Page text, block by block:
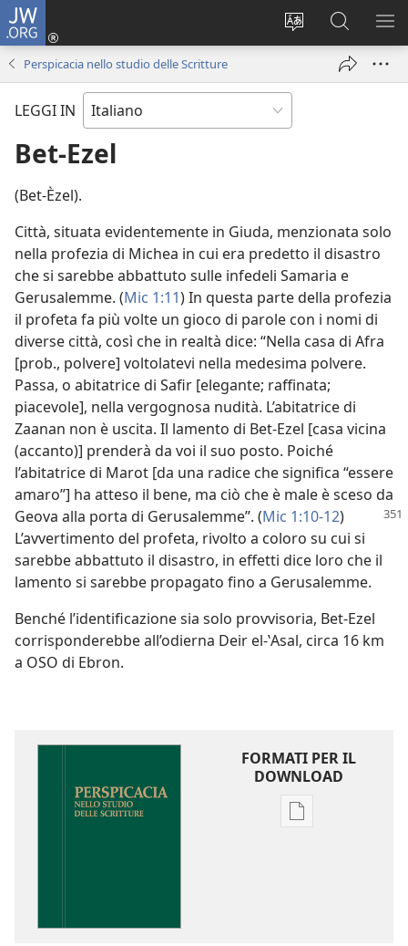
JW.ORG
Modificare
Accedi
(apre
finestra)
Cerca
in
JW.ORG
Perspicacia nello studio delle Scritture
LEGGI IN
Bet-Ezel
(Bet-Èzel).
Città, situata evidentemente in Giuda, menzionata solo
nella profezia di Michea in cui era predetto il disastro
che si sarebbe abbattuto sulle infedeli Samaria e
Gerusalemme. (Mic 1:11) In questa parte della profezia
il profeta fa più volte un gioco di parole con i nomi di
diverse città, così che in realtà dice: “Nella casa di Afra
[prob., polvere] voltolatevi nella medesima polvere.
Passa, o abitatrice di Safir [elegante; raffinata;
piacevole], nella vergognosa nudità. L’abitatrice di
Zaanan non è uscita. Il lamento di Bet-Ezel [casa vicina
(accanto)] prenderà da voi il suo posto. Poiché
l’abitatrice di Marot [da una radice che significa “essere
amaro”] ha atteso il bene, ma ciò che è male è sceso da
Geova alla porta di Gerusalemme”. (Mic 1:10-12)
L’avvertimento del profeta, rivolto a coloro su cui si
sarebbe abbattuto il disastro, in effetti dice loro che il
lamento si sarebbe propagato fino a Gerusalemme.
Benché l’identificazione sia solo provvisoria, Bet-Ezel
corrisponderebbe all’odierna Deir el-ʽAsal, circa 16 km
a OSO di Ebron.
FORMATI PER IL
DOWNLOAD
Opzioni